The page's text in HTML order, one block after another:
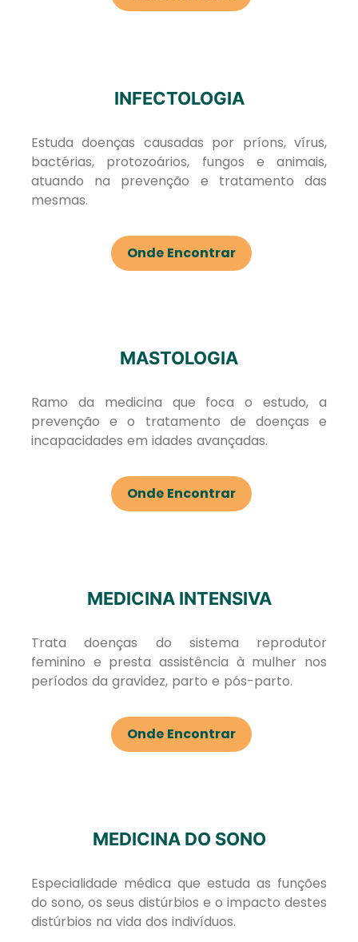
INFECTOLOGIA
Estuda doenças causadas por príons, vírus,
bactérias, protozoários, fungos e animais,
atuando na prevenção e tratamento das
mesmas.
Onde Encontrar
MASTOLOGIA
Ramo da medicina que foca o estudo, a
prevenção e o tratamento de doenças e
incapacidades em idades avançadas.
Onde Encontrar
MEDICINA INTENSIVA
Trata doenças do sistema reprodutor
feminino e presta assistência à mulher nos
períodos da gravidez, parto e pós-parto.
Onde Encontrar
MEDICINA DO SONO
Especialidade médica que estuda as funções
do sono, os seus distúrbios e o impacto destes
distúrbios na vida dos indivíduos.